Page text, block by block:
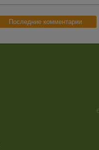
Последние комментарии